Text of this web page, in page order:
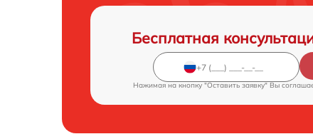
Бесплатная
Нажимая на кнопку "Оставить заявку" Вы